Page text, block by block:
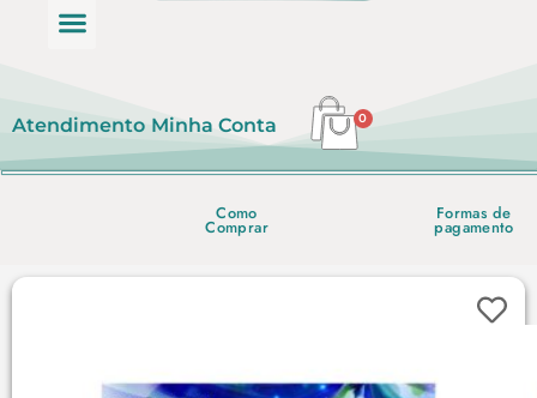
Atendimento Minha Conta 0
Como
Comprar
Formas de
pagamento